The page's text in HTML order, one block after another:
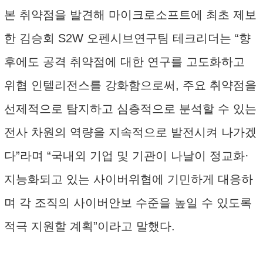
본 취약점을 발견해 마이크로소프트에 최초 제보
한 김승회 S2W 오펜시브연구팀 테크리더는 “향
후에도 공격 취약점에 대한 연구를 고도화하고
위협 인텔리전스를 강화함으로써, 주요 취약점을
선제적으로 탐지하고 심층적으로 분석할 수 있는
전사 차원의 역량을 지속적으로 발전시켜 나가겠
다”라며 “국내외 기업 및 기관이 나날이 정교화·
지능화되고 있는 사이버위협에 기민하게 대응하
며 각 조직의 사이버안보 수준을 높일 수 있도록
적극 지원할 계획”이라고 말했다.